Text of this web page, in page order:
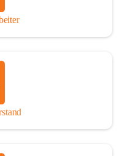
halber ist auch von einer
Abstand genommen
und
Zeitreise durch die
von der Steinzeit